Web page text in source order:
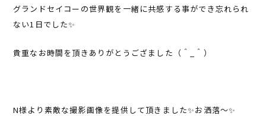
グランドセイコーの世界観を一緒に共感する事ができ忘れられ
ない1日でした✨
貴重なお時間を頂きありがとうござました（＾_＾）
N様より素敵な撮影画像を提供して頂きました✨お洒落〜✨